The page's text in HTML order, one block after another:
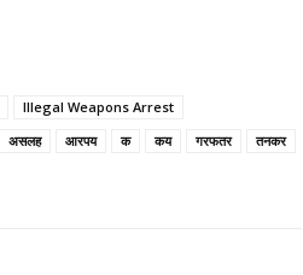
Illegal Weapons Arrest
असलह आरपय क कय गरफतर
तनकर